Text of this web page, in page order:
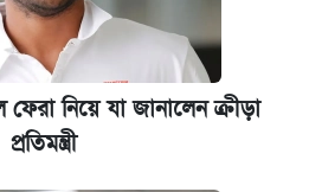
নিয়ে যা জানালেন ক্রীড়া
প্রতিমন্ত্রী